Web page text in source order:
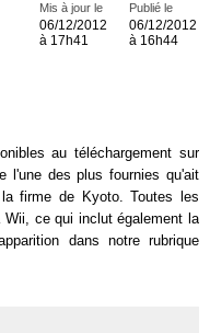
Publié le
06/12/2012
à 16h44
Mis à jour le
06/12/2012
à 17h41
au téléchargement sur
l'une des plus fournies qu'ait
firme de Kyoto. Toutes les
ce qui inclut également la
dans notre rubrique